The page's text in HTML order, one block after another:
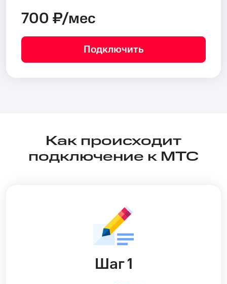
700 ₽/мес
Подключить
Как происходит
подключение к МТС
Шаг 1